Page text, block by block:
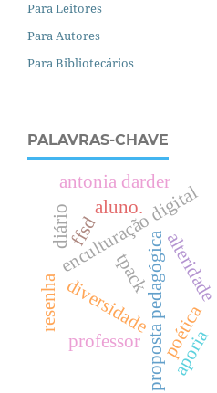
Para Leitores
Para Autores
Para Bibliotecários
PALAVRAS-CHAVE
proposta pedagógica
enculturação digital
diversidade
tpack alteridade
poética
ffsd
professor
aluno.
antonia darder
resenha
diário
aporia